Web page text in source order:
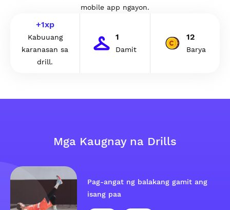
mobile app ngayon.
+1xp
Kabuuang
karanasan sa
drill.
1
Damit
12
Barya
Mga Kaugnay na Drills
Pag-angat ng balakang gamit ang
isang paa